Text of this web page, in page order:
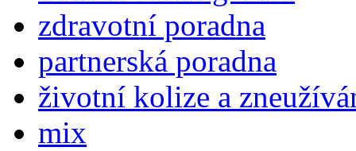
zdravotní poradna
partnerská poradna
životní kolize a
mix